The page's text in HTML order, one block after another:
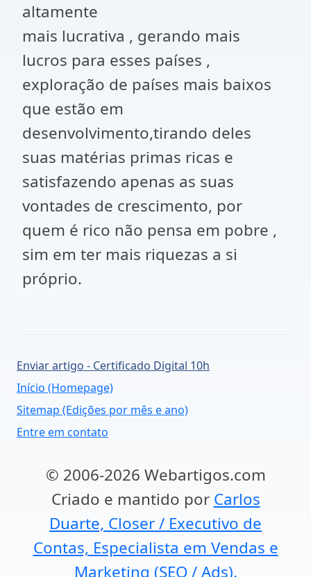
altamente
mais lucrativa , gerando mais
lucros para esses países ,
exploração de países mais baixos
que estão em
desenvolvimento,tirando deles
suas matérias primas ricas e
satisfazendo apenas as suas
vontades de crescimento, por
quem é rico não pensa em pobre ,
sim em ter mais riquezas a si
próprio.
Enviar artigo - Certificado Digital 10h
Início (Homepage)
Sitemap (Edições por mês e ano)
Entre em contato
© 2006-2026 Webartigos.com
Criado e mantido por Carlos
Duarte, Closer / Executivo de
Contas, Especialista em Vendas e
Marketing (SEO / Ads).